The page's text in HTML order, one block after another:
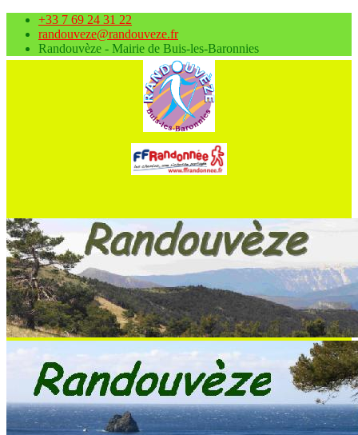
+33 7 69 24 31 22
randouveze@randouveze.fr
Randouvèze - Mairie de Buis-les-Baronnies